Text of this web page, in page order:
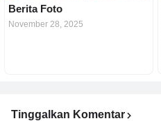
Berita Foto
November 28, 2025
Tinggalkan Komentar